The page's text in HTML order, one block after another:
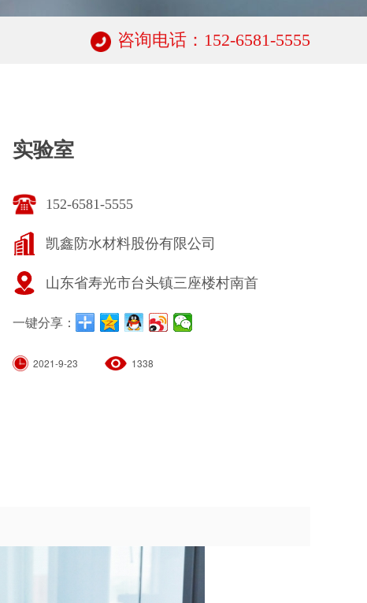
咨询电话：152-6581-5555
实验室
152-6581-5555
凯鑫防水材料股份有限公司
山东省寿光市台头镇三座楼村南首
一键分享：
2021-9-23 1338